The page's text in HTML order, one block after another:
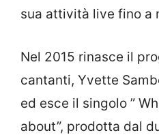
sua attività live fino a
Nel 2015 rinasce il
cantanti, Yvette
ed esce il singolo ”
about”, prodotta dal